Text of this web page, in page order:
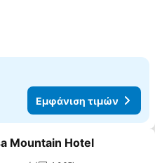
Εμφάνιση τιμών
στα αγαπημένα
Mountain Hotel